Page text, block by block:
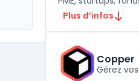
Plus d’infos
Copper
Gérez